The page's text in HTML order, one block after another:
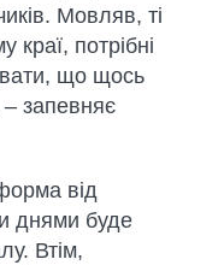
Мовляв, ті
потрібні
що щось
запевняє
від
днями буде
Втім,